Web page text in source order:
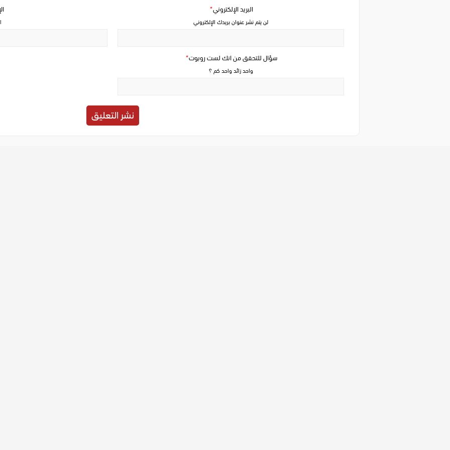
سؤال للتحقق من انك لست روبوت*
واحد زائد واحد كم ؟
البريد الإلكتروني*
لن يتم نشر عنوان بريدك الإلكتروني